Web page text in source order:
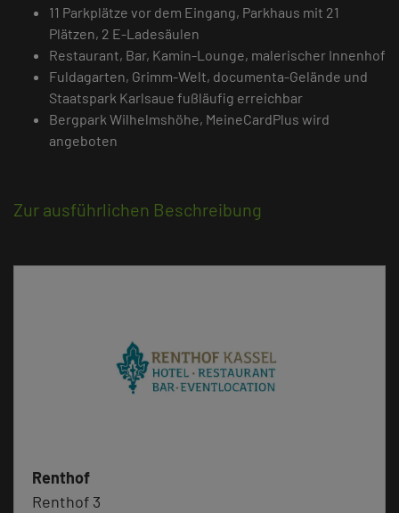
11 Parkplätze vor dem Eingang, Parkhaus mit 21
Plätzen, 2 E-Ladesäulen
Restaurant, Bar, Kamin-Lounge, malerischer Innenhof
Fuldagarten, Grimm-Welt, documenta-Gelände und
Staatspark Karlsaue fußläufig erreichbar
Bergpark Wilhelmshöhe, MeineCardPlus wird
angeboten
Zur ausführlichen Beschreibung
Renthof
Renthof 3